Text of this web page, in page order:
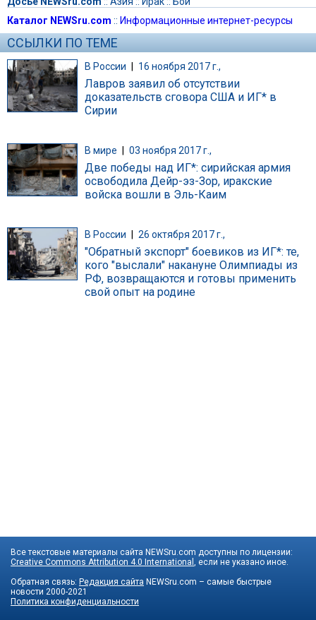
Каталог NEWSru.com :: Информационные интернет-ресурсы
ССЫЛКИ ПО ТЕМЕ
В России | 16 ноября 2017 г.,
Лавров заявил об отсутствии
доказательств сговора США и ИГ* в
Сирии
В мире 03 ноября 2017 г.,
Две победы над ИГ*: сирийская армия
освободила Дейр-эз-Зор, иракские
войска вошли в Эль-Каим
В России 26 октября 2017 г.,
"Обратный экспорт" боевиков из ИГ*: те,
кого "выслали" накануне Олимпиады из
РФ, возвращаются и готовы применить
свой опыт на родине
Все текстовые материалы сайта NEWSru.com доступны по лицензии:
Creative Commons Attribution 4.0 International , если не указано иное.
Обратная связь: Редакция сайта NEWSru.com – самые быстрые
новости 2000-2021
Политика конфиденциальности